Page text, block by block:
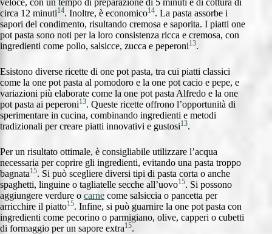
circa 12 minuti14. Inoltre, è economico14. La pasta assorbe i
sapori del condimento, risultando cremosa e saporita. I piatti one
pot pasta sono noti per la loro consistenza ricca e cremosa, con
ingredienti come pollo, salsicce, zucca e peperoni13.
Esistono diverse ricette di one pot pasta, tra cui piatti classici
come la one pot pasta al pomodoro e la one pot cacio e pepe, e
variazioni più elaborate come la one pot pasta Alfredo e la one
pot pasta ai peperoni13. Queste ricette offrono l’opportunità di
sperimentare in cucina, combinando ingredienti e metodi
tradizionali per creare piatti innovativi e gustosi13.
Per un risultato ottimale, è consigliabile utilizzare l’acqua
necessaria per coprire gli ingredienti, evitando una pasta troppo
bagnata15. Si può scegliere diversi tipi di pasta corta o anche
spaghetti, linguine o tagliatelle secche all’uovo15. Si possono
aggiungere verdure o carne come salsiccia o pancetta per
arricchire il piatto15. Infine, si può guarnire la one pot pasta con
ingredienti come pecorino o parmigiano, olive, capperi o cubetti
di formaggio per un sapore extra15.